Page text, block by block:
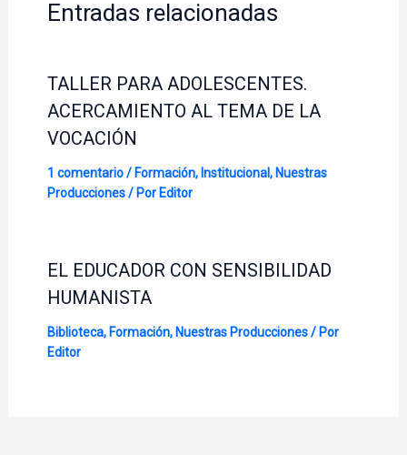
Entradas relacionadas
TALLER PARA ADOLESCENTES.
ACERCAMIENTO AL TEMA DE LA
VOCACIÓN
1 comentario / Formación, Institucional, Nuestras
Producciones/ Por Editor
EL EDUCADOR CON SENSIBILIDAD
HUMANISTA
Biblioteca, Formación, Nuestras Producciones/ Por
Editor